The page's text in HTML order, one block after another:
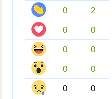
0
2
0
0
0
0
0
0
0
0